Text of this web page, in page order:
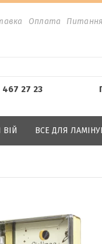
Оплата
27 23
ВСЕ ДЛЯ